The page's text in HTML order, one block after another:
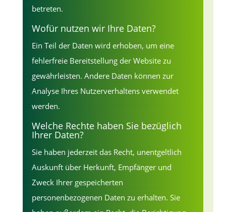
betreten.
Wofür nutzen wir Ihre Daten?
Ein Teil der Daten wird erhoben, um eine
fehlerfreie Bereitstellung der Website zu
gewährleisten. Andere Daten können zur
Analyse Ihres Nutzerverhaltens verwendet
werden.
Welche Rechte haben Sie bezüglich
Ihrer Daten?
Sie haben jederzeit das Recht, unentgeltlich
Auskunft über Herkunft, Empfänger und
Zweck Ihrer gespeicherten
personenbezogenen Daten zu erhalten. Sie